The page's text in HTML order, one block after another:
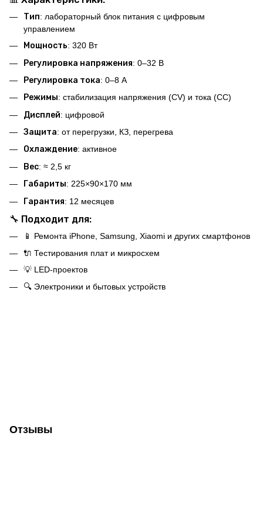
Тип: лабораторный блок питания с цифровым
управлением
Мощность: 320 Вт
Регулировка напряжения: 0–32 В
Регулировка тока: 0–8 А
Режимы: стабилизация напряжения (CV) и тока (CC)
Дисплей: цифровой
Защита: от перегрузки, КЗ, перегрева
Охлаждение: активное
Вес: ≈ 2,5 кг
Габариты: 225×90×170 мм
Гарантия: 12 месяцев
🔧 Подходит для:
📱 Ремонта iPhone, Samsung, Xiaomi и других смартфонов
🔌 Тестирования плат и микросхем
💡 LED-проектов
🔍 Электроники и бытовых устройств
Отзывы